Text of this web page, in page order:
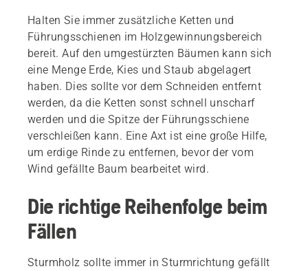
Halten Sie immer zusätzliche Ketten und
Führungsschienen im Holzgewinnungsbereich
bereit. Auf den umgestürzten Bäumen kann sich
eine Menge Erde, Kies und Staub abgelagert
haben. Dies sollte vor dem Schneiden entfernt
werden, da die Ketten sonst schnell unscharf
werden und die Spitze der Führungsschiene
verschleißen kann. Eine Axt ist eine große Hilfe,
um erdige Rinde zu entfernen, bevor der vom
Wind gefällte Baum bearbeitet wird.
Die richtige Reihenfolge beim
Fällen
Sturmholz sollte immer in Sturmrichtung gefällt